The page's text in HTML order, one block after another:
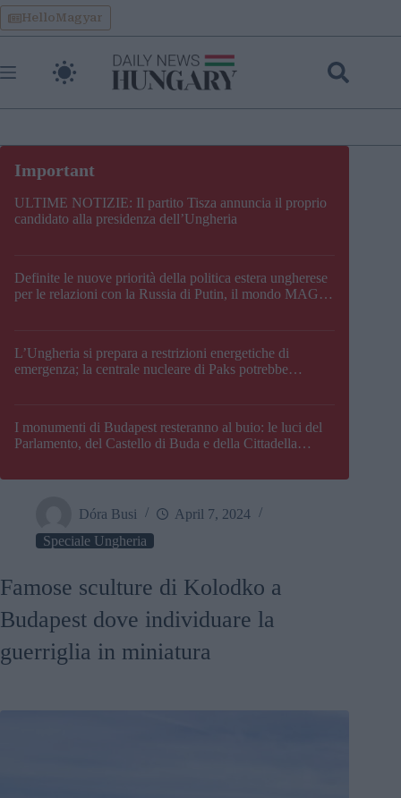
Skip
to
content
HelloMagyar
ULTIME NOTIZIE: Il partito Tisza annuncia il proprio
candidato alla presidenza dell’Ungheria
Definite le nuove priorità della politica estera ungherese
per le relazioni con la Russia di Putin, il mondo MAGA,
L’Ungheria si prepara a restrizioni energetiche di
emergenza; la centrale nucleare di Paks potrebbe
I monumenti di Budapest resteranno al buio: le luci del
Parlamento, del Castello di Buda e della Cittadella
Dóra Busi
April 7, 2024
Speciale Ungheria
Famose sculture di Kolodko a
Budapest dove individuare la
guerriglia in miniatura